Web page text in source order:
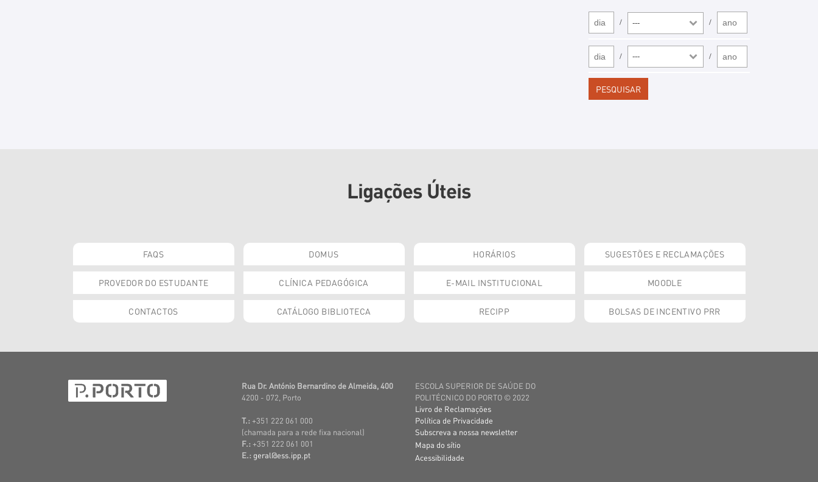
/ --- /
/ --- /
Ligações Úteis
FAQS DOMUS HORÁRIOS SUGESTÕES E RECLAMAÇÕES
PROVEDOR DO ESTUDANTE CLÍNICA PEDAGÓGICA E-MAIL INSTITUCIONAL MOODLE
CONTACTOS CATÁLOGO BIBLIOTECA RECIPP BOLSAS DE INCENTIVO PRR
Rua Dr. António Bernardino de Almeida, 400
4200 - 072, Porto
T.: +351 222 061 000
(chamada para a rede fixa nacional)
F.: +351 222 061 001
E.: geral@ess.ipp.pt
ESCOLA SUPERIOR DE SAÚDE DO
POLITÉCNICO DO PORTO © 2022
Livro de Reclamações
Política de Privacidade
Subscreva a nossa newsletter
Mapa do sítio
Acessibilidade